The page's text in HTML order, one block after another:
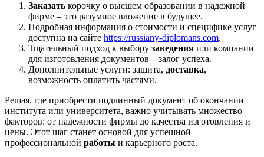
Заказать корочку о высшем образовании в надежной
фирме – это разумное вложение в будущее.
Подробная информация о стоимости и специфике услуг
доступна на сайте https://russiany-diplomans.com.
Тщательный подход к выбору заведения или компании
для изготовления документов – залог успеха.
Дополнительные услуги: защита, доставка,
возможность оплатить частями.
Решая, где приобрести подлинный документ об окончании
института или университета, важно учитывать множество
факторов: от надежности фирмы до качества изготовления и
цены. Этот шаг станет основой для успешной
профессиональной работы и карьерного роста.